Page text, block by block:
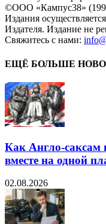
©ООО «Кампус38»
Издания
Издателя. Издание не
Свяжитесь с нами:
ЕЩЁ БОЛЬШЕ
Как Англо-
вместе на одной
02.08.2026